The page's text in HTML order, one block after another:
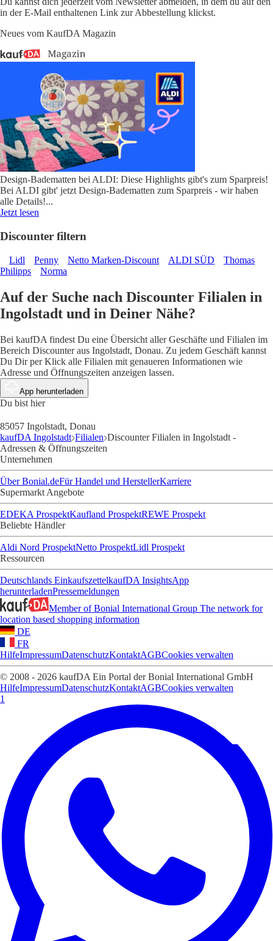
in der E-Mail enthaltenen Link zur Abbestellung klickst.
Neues vom KaufDA Magazin
Design-Badematten bei ALDI: Diese Highlights gibt's zum Sparpreis!
Bei ALDI gibt' jetzt Design-Badematten zum Sparpreis - wir haben
alle Details!...
Jetzt lesen
Discounter filtern
Lidl Penny Netto Marken-Discount ALDI SÜD
Thomas
Philipps
Norma
Auf der Suche nach Discounter Filialen in
Ingolstadt und in Deiner Nähe?
Bei kaufDA findest Du eine Übersicht aller Geschäfte und Filialen im
Bereich Discounter aus Ingolstadt, Donau. Zu jedem Geschäft kannst
Du Dir per Klick alle Filialen mit genaueren Informationen wie
Adresse und Öffnungszeiten anzeigen lassen.
App herunterladen
Du bist hier
85057 Ingolstadt, Donau
kaufDA Ingolstadt Filialen Discounter Filialen in Ingolstadt -
Adressen & Öffnungszeiten
Unternehmen
Über Bonial.deFür Handel und HerstellerKarriere
Supermarkt Angebote
EDEKA ProspektKaufland ProspektREWE Prospekt
Beliebte Händler
Aldi Nord ProspektNetto ProspektLidl Prospekt
Ressourcen
Deutschlands EinkaufszettelkaufDA InsightsApp
herunterladenPressemeldungen
Member of Bonial International Group The network for
location based shopping information
DE
FR
HilfeImpressumDatenschutzKontaktAGBCookies verwalten
© 2008 - 2026 kaufDA Ein Portal der Bonial International GmbH
HilfeImpressumDatenschutzKontaktAGBCookies verwalten
1